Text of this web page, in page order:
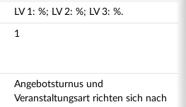
LV 1: %; LV 2: %; LV 3: %.
1
Angebotsturnus und
Veranstaltungsart richten sich nach